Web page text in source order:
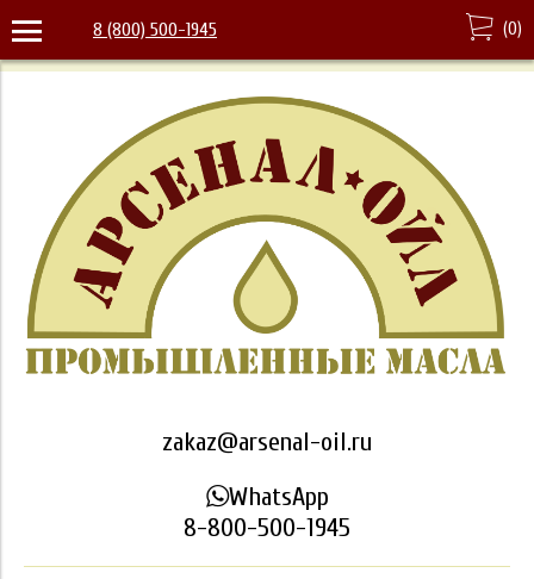
8 (800) 500-1945 (0)
zakaz@arsenal-oil.ru
WhatsApp
8-800-500-1945